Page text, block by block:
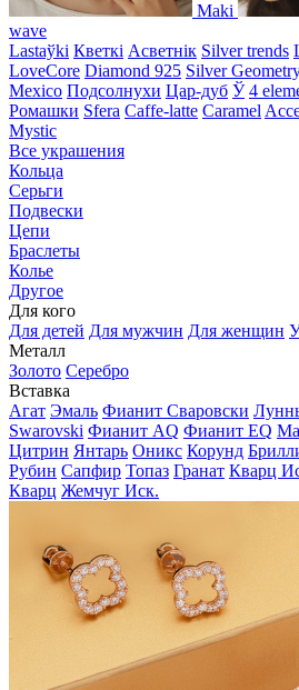
Maki
wave
Lastaўki Кветкі Асветнiк Silver trends
LoveCore Diamond 925 Silver
Mexico Подсолнухи Цар-дуб Ў 4
Ромашки Sfera Caffe-latte Caramel
Mystic
Все украшения
Кольца
Серьги
Подвески
Цепи
Браслеты
Колье
Другое
Для кого
Для детей Для мужчин Для женщин
Металл
Золото Серебро
Вставка
Агат Эмаль Фианит Сваровски
Swarovski Фианит AQ Фианит EQ
Цитрин Янтарь Оникс Корунд
Рубин Сапфир Топаз Гранат Кварц
Кварц Жемчуг Иск.